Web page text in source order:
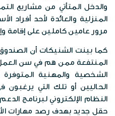
والدخل المتأتي من مشاريع
المنزلية والعائدة لأحد أفراد
مرور عامين كاملين على إقامة
كما بينت الشنيكات أن الصندوق
المنتفعة ممن هم في سن
الشخصية والمهنية
الحاليين أو تلك التي يرغبون
النظام الإلكتروني لبرنامج
حقل جديد بهدف رصد مهارات